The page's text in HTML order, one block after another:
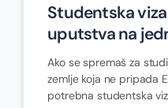
Studentska
uputstva na
Ako se spremaš za
zemlje koja ne pripada
potrebna studentska